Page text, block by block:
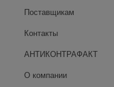
Поставщикам
Контакты
АНТИКОНТРАФАКТ
О компании